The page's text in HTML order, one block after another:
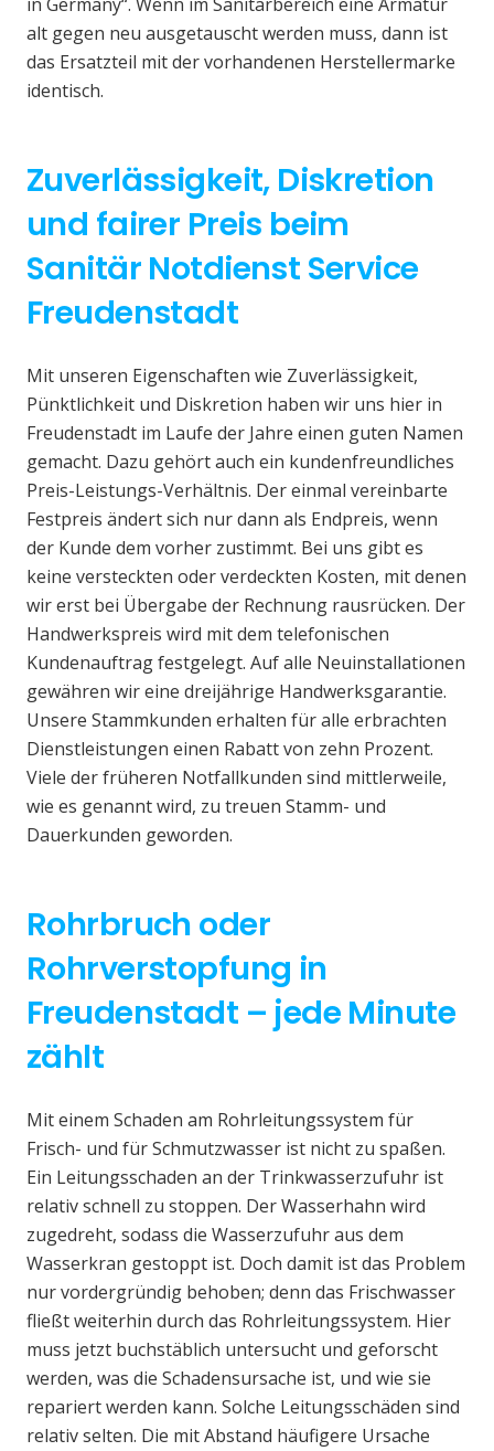
alt gegen neu ausgetauscht werden muss, dann ist
das Ersatzteil mit der vorhandenen Herstellermarke
identisch.
Zuverlässigkeit, Diskretion
und fairer Preis beim
Sanitär Notdienst Service
Freudenstadt
Mit unseren Eigenschaften wie Zuverlässigkeit,
Pünktlichkeit und Diskretion haben wir uns hier in
Freudenstadt im Laufe der Jahre einen guten Namen
gemacht. Dazu gehört auch ein kundenfreundliches
Preis-Leistungs-Verhältnis. Der einmal vereinbarte
Festpreis ändert sich nur dann als Endpreis, wenn
der Kunde dem vorher zustimmt. Bei uns gibt es
keine versteckten oder verdeckten Kosten, mit denen
wir erst bei Übergabe der Rechnung rausrücken. Der
Handwerkspreis wird mit dem telefonischen
Kundenauftrag festgelegt. Auf alle Neuinstallationen
gewähren wir eine dreijährige Handwerksgarantie.
Unsere Stammkunden erhalten für alle erbrachten
Dienstleistungen einen Rabatt von zehn Prozent.
Viele der früheren Notfallkunden sind mittlerweile,
wie es genannt wird, zu treuen Stamm- und
Dauerkunden geworden.
Rohrbruch oder
Rohrverstopfung in
Freudenstadt – jede Minute
zählt
Mit einem Schaden am Rohrleitungssystem für
Frisch- und für Schmutzwasser ist nicht zu spaßen.
Ein Leitungsschaden an der Trinkwasserzufuhr ist
relativ schnell zu stoppen. Der Wasserhahn wird
zugedreht, sodass die Wasserzufuhr aus dem
Wasserkran gestoppt ist. Doch damit ist das Problem
nur vordergründig behoben; denn das Frischwasser
fließt weiterhin durch das Rohrleitungssystem. Hier
muss jetzt buchstäblich untersucht und geforscht
werden, was die Schadensursache ist, und wie sie
repariert werden kann. Solche Leitungsschäden sind
relativ selten. Die mit Abstand häufigere Ursache